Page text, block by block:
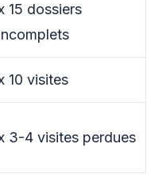
15 dossiers
10 visites
3-4 visites perdues